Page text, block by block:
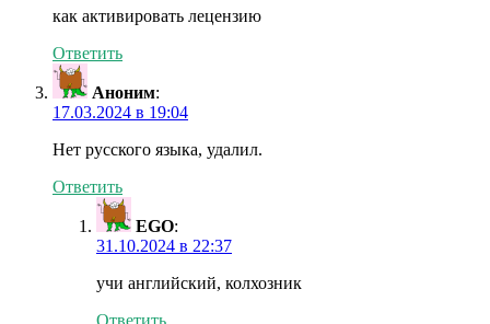
как активировать лецензию
Ответить
Аноним:
17.03.2024 в 19:04
Нет русского языка, удалил.
Ответить
EGO:
31.10.2024 в 22:37
учи английский, колхозник